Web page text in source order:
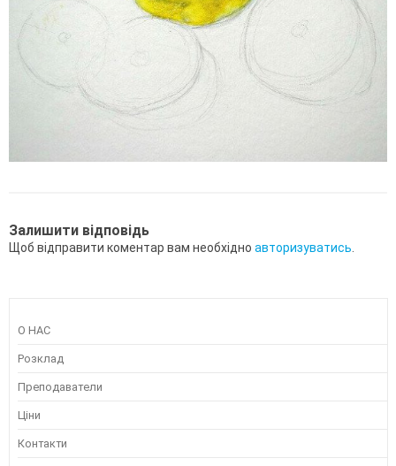
Залишити відповідь
Щоб відправити коментар вам необхідно авторизуватись
О НАС
Розклад
Преподаватели
Ціни
Контакти